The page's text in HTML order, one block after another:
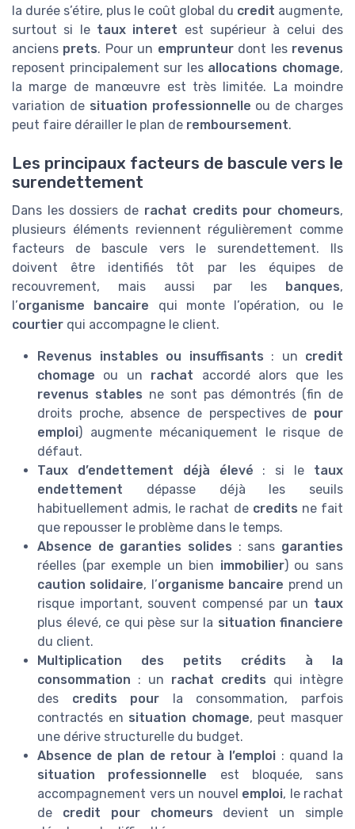
la durée s’étire, plus le coût global du credit augmente,
surtout si le taux interet est supérieur à celui des
anciens prets. Pour un emprunteurdont les revenus
reposent principalement sur les allocations chomage,
la marge de manœuvre est très limitée. La moindre
variation de situation professionnelle ou de charges
peut faire dérailler le plan de remboursement.
Les principaux facteurs de bascule vers le
surendettement
Dans les dossiers de rachat credits pour chomeurs,
plusieurs éléments reviennent régulièrement comme
facteurs de bascule vers le surendettement. Ils
doivent être identifiés tôt par les équipes de
recouvrement, mais aussi par les banques,
l’organisme bancaire qui monte l’opération, ou le
courtier qui accompagne le client.
Revenus instables ou insuffisants : un credit
chomage ou un rachat accordé alors que les
revenus stables ne sont pas démontrés (fin de
droits proche, absence de perspectives de pour
emploi) augmente mécaniquement le risque de
défaut.
Taux d’endettement déjà élevé : si le taux
endettement dépasse déjà les seuils
habituellement admis, le rachat de credits ne fait
que repousser le problème dans le temps.
Absence de garanties solides : sans garanties
réelles (par exemple un bien immobilier) ou sans
caution solidaire, l’organisme bancaire prend un
risque important, souvent compensé par un taux
plus élevé, ce qui pèse sur la situation financiere
du client.
Multiplication des petits crédits à la
consommation : un rachat credits qui intègre
des credits pour la consommation, parfois
contractés en situation chomage, peut masquer
une dérive structurelle du budget.
Absence de plan de retour à l’emploi : quand la
situation professionnelle est bloquée, sans
accompagnement vers un nouvel emploi, le rachat
de credit pour chomeurs devient un simple